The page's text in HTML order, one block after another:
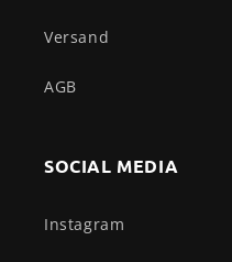
Versand
AGB
SOCIAL MEDIA
Instagram